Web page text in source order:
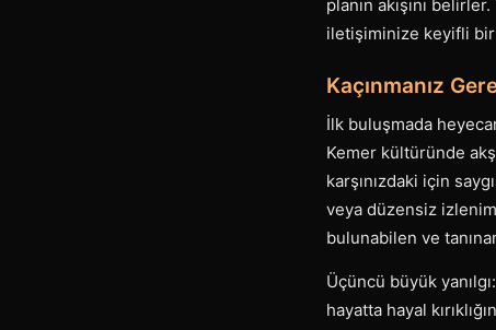
planın akışını
iletişiminize keyifli bir
Kaçınmanız
İlk buluşmada
Kemer kültüründe
karşınızdaki için
veya düzensiz
bulunabilen ve
Üçüncü büyük
hayatta hayal